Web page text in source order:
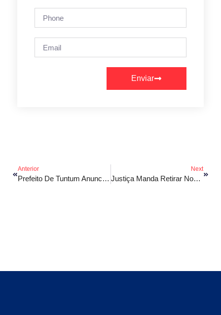
Enviar
Anterior
Prefeito De Tuntum Anuncia Separação Após 15 Anos De Casamento
Next
Justiça Manda Retirar Nome De Nina Rodrigues De Hospital Em SLZ